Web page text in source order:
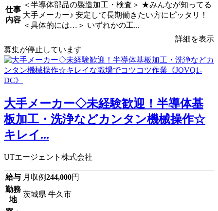
仕事
内容
＜半導体部品の製造加工・検査＞ ★みんなが知ってる
大手メーカー♪ 安定して長期働きたい方にピッタリ！
＜具体的には…＞ いずれかの工...
詳細を表示
募集が停止しています
大手メーカー◇未経験歓迎！半導体基
板加工・洗浄などカンタン機械操作☆
キレイ...
UTエージェント株式会社
給与 月収例244,000円
勤務
地
茨城県 牛久市